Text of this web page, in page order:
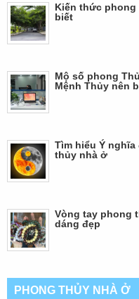
Kiến thức phong
biết
Mộ số phong
Mệnh Thủy nên
Tìm hiểu Ý
thủy nhà ở
Vòng tay phong
dáng đẹp
PHONG THỦY NHÀ Ở